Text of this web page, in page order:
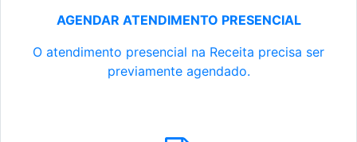
AGENDAR ATENDIMENTO PRESENCIAL
O atendimento presencial na Receita precisa ser
previamente agendado.